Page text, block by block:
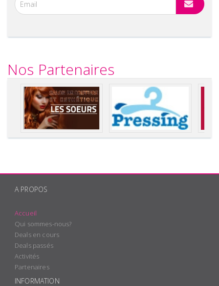
Nos Partenaires
A PROPOS
Accueil
Qui sommes-nous?
Deals en cours
Deals passés
Activités
Partenaires
INFORMATION